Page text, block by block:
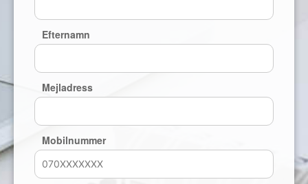
Efternamn
Mejladress
Mobilnummer